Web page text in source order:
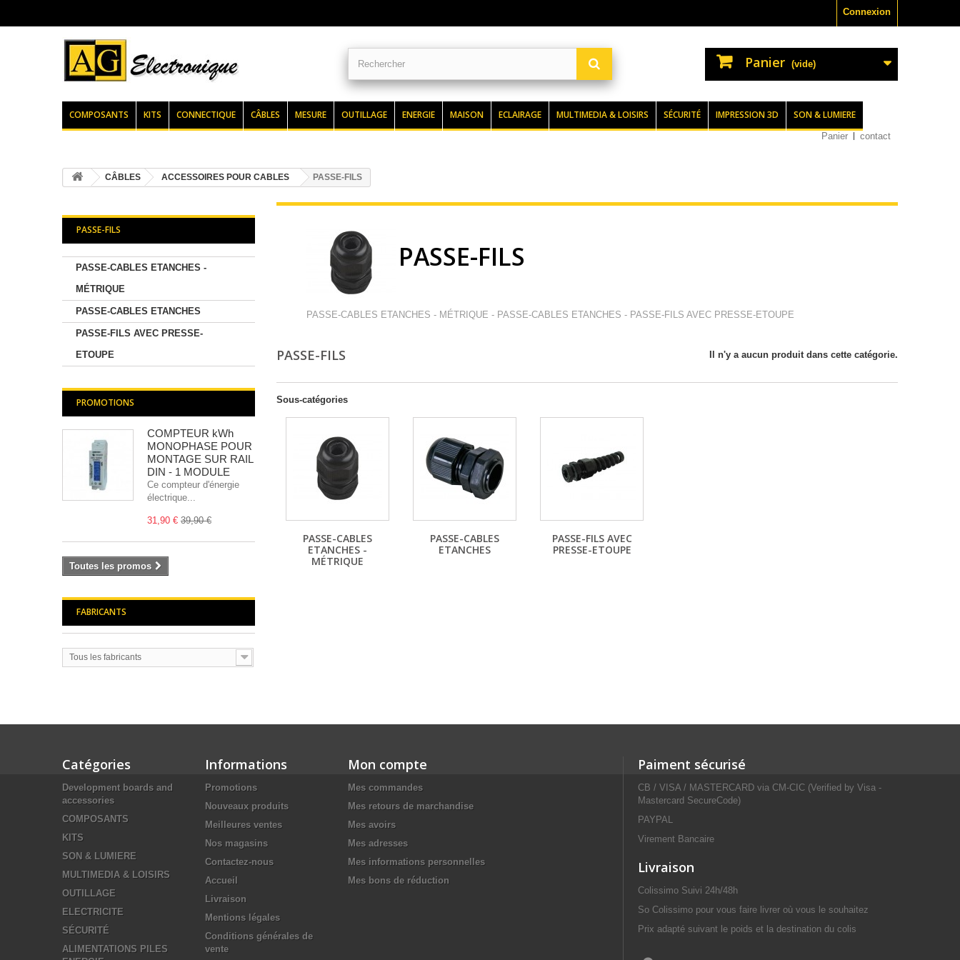
Connexion
Panier (vide)
COMPOSANTS KITS CONNECTIQUE CÂBLES MESURE OUTILLAGE ENERGIE MAISON ECLAIRAGE MULTIMEDIA & LOISIRS SÉCURITÉ IMPRESSION 3D SON & LUMIERE
Panier contact
CÂBLES ACCESSOIRES POUR CABLES PASSE-FILS
PASSE-FILS
PASSE-CABLES ETANCHES -
MÉTRIQUE
PASSE-CABLES ETANCHES
PASSE-FILS AVEC PRESSE-
ETOUPE
PROMOTIONS
COMPTEUR kWh
MONOPHASE POUR
MONTAGE SUR RAIL
DIN - 1 MODULE
Ce compteur d'énergie
électrique...
31,90 € 39,90 €
Toutes les promos
FABRICANTS
Tous les fabricants
PASSE-FILS
PASSE-CABLES ETANCHES - MÉTRIQUE - PASSE-CABLES ETANCHES - PASSE-FILS AVEC PRESSE-ETOUPE
PASSE-FILS Il n'y a aucun produit dans cette catégorie.
Sous-catégories
PASSE-CABLES
ETANCHES -
MÉTRIQUE
PASSE-CABLES
ETANCHES
PASSE-FILS AVEC
PRESSE-ETOUPE
Catégories
Development boards and
accessories
COMPOSANTS
KITS
SON & LUMIERE
MULTIMEDIA & LOISIRS
OUTILLAGE
ELECTRICITE
SÉCURITÉ
ALIMENTATIONS PILES
Informations
Promotions
Nouveaux produits
Meilleures ventes
Nos magasins
Contactez-nous
Accueil
Livraison
Mentions légales
Conditions générales de
vente
Mon compte
Mes commandes
Mes retours de marchandise
Mes avoirs
Mes adresses
Mes informations personnelles
Mes bons de réduction
Paiment sécurisé
CB / VISA / MASTERCARD via CM-CIC (Verified by Visa -
Mastercard SecureCode)
PAYPAL
Virement Bancaire
Livraison
Colissimo Suivi 24h/48h
So Colissimo pour vous faire livrer où vous le souhaitez
Prix adapté suivant le poids et la destination du colis